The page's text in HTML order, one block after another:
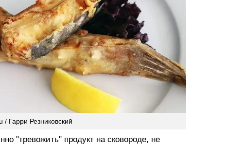
/ Гарри Резниковский
"тревожить" продукт на сковороде, не